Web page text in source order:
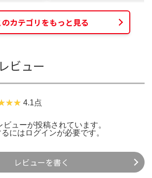
のカテゴリをもっと見る
ビュー
4.1点
ューが投稿されています。
には ログインが必要です。
レビューを書く